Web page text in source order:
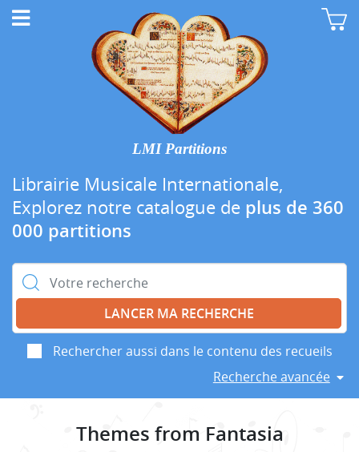
LMI Partitions
Librairie Musicale Internationale,
Explorez notre catalogue de plus de 360
000 partitions
Rechercher :
Rechercher aussi dans le contenu des recueils
Recherche avancée
Themes from Fantasia